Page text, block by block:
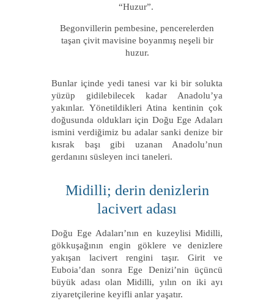
“Huzur”.
Begonvillerin pembesine, pencerelerden
taşan çivit mavisine boyanmış neşeli bir
huzur.
Bunlar içinde yedi tanesi var ki bir solukta
yüzüp gidilebilecek kadar Anadolu’ya
yakınlar. Yönetildikleri Atina kentinin çok
doğusunda oldukları için Doğu Ege Adaları
ismini verdiğimiz bu adalar sanki denize bir
kısrak başı gibi uzanan Anadolu’nun
gerdanını süsleyen inci taneleri.
Midilli; derin denizlerin
lacivert adası
Doğu Ege Adaları’nın en kuzeylisi Midilli,
gökkuşağının engin göklere ve denizlere
yakışan lacivert rengini taşır. Girit ve
Euboia’dan sonra Ege Denizi’nin üçüncü
büyük adası olan Midilli, yılın on iki ayı
ziyaretçilerine keyifli anlar yaşatır.